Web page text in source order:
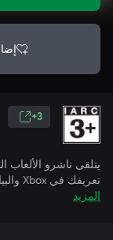
3+
يتلقى ناشرو الألعاب
تعريفك في Xbox والبيانات المقترنة بينما تمارس الألعاب.
المزيد